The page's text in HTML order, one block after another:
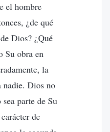
el hombre
¿de qué
Dios? ¿Qué
Su obra en
la
nadie. Dios no
parte de Su
de